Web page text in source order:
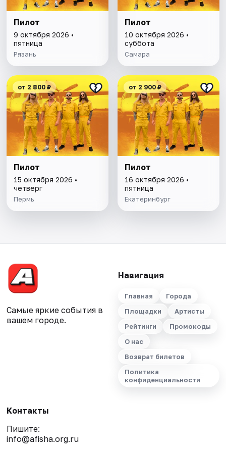
Пилот
9 октября 2026 •
пятница
Рязань
Пилот
10 октября 2026 •
суббота
Самара
от 2 800 ₽
Пилот
15 октября 2026 •
четверг
Пермь
от 2 900 ₽
Пилот
16 октября 2026 •
пятница
Екатеринбург
Самые яркие события в
вашем городе.
Навигация
Главная
Города
Площадки
Артисты
Рейтинги
Промокоды
О нас
Возврат билетов
Политика
конфиденциальности
Контакты
Пишите:
info@afisha.org.ru